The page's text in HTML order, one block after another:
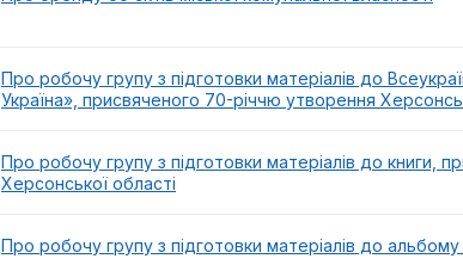
Про робочу групу з підготовки матеріалів до
Україна», присвяченого 70-річчю утворення
Про робочу групу з підготовки матеріалів до книги,
Херсонської області
Про робочу групу з підготовки матеріалів до